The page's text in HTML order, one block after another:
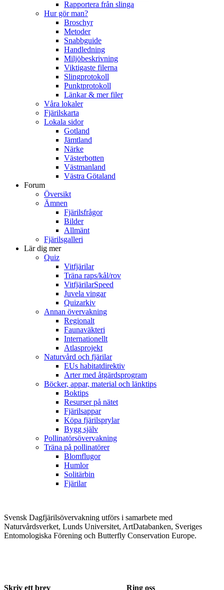
Rapportera från slinga
Hur gör man?
Broschyr
Metoder
Snabbguide
Handledning
Miljöbeskrivning
Viktigaste filerna
Slingprotokoll
Punktprotokoll
Länkar & mer filer
Våra lokaler
Fjärilskarta
Lokala sidor
Gotland
Jämtland
Närke
Västerbotten
Västmanland
Västra Götaland
Forum
Översikt
Ämnen
Fjärilsfrågor
Bilder
Allmänt
Fjärilsgalleri
Lär dig mer
Quiz
Vitfjärilar
Träna raps/kål/rov
VitfjärilarSpeed
Juvela vingar
Quizarkiv
Annan övervakning
Regionalt
Faunaväkteri
Internationellt
Atlasprojekt
Naturvård och fjärilar
EUs habitatdirektiv
Arter med åtgärdsprogram
Böcker, appar, material och länktips
Boktips
Resurser på nätet
Fjärilsappar
Köpa fjärilsprylar
Bygg själv
Pollinatörsövervakning
Träna på pollinatörer
Blomflugor
Humlor
Solitärbin
Fjärilar
Svensk Dagfjärilsövervakning utförs i samarbete med
Naturvårdsverket, Lunds Universitet, ArtDatabanken, Sveriges
Entomologiska Förening och Butterfly Conservation Europe.
Skriv ett brev Ring oss